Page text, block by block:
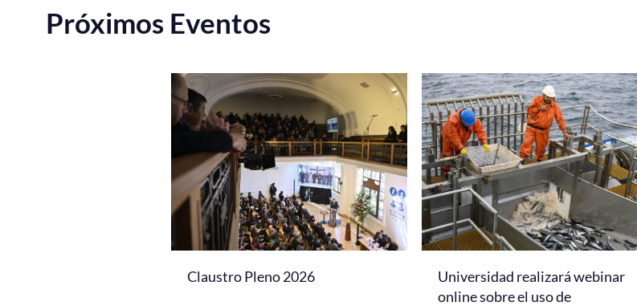
Próximos Eventos
Claustro Pleno 2026
Universidad realizará webinar
online sobre el uso de